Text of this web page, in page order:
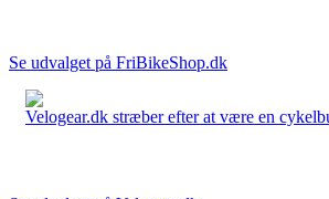
Se udvalget på FriBikeShop.dk
Velogear.dk stræber efter at være en